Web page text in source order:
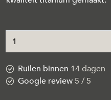
Ruilen binnen 14 dagen
Google review5 / 5